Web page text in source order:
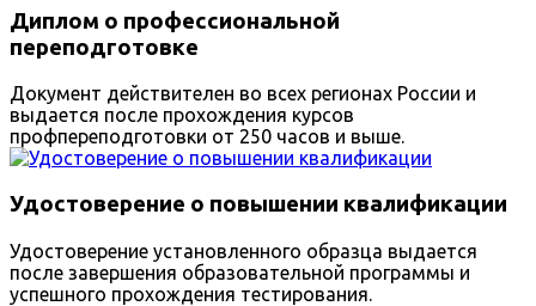
Диплом о профессиональной
переподготовке
Документ действителен во всех регионах России и
выдается после прохождения курсов
профпереподготовки от 250 часов и выше.
Удостоверение о повышении квалификации
Удостоверение установленного образца выдается
после завершения образовательной программы и
успешного прохождения тестирования.